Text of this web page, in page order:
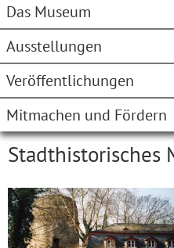
Das Museum
Ausstellungen
Veröffentlichungen
Mitmachen und Fördern
Stadthistorisches